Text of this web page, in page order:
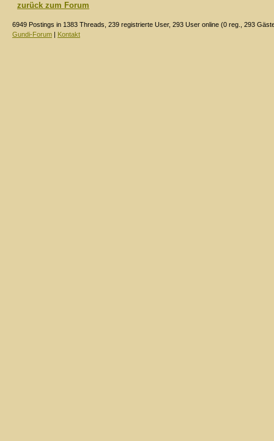
zurück zum Forum
6949 Postings in 1383 Threads, 239 registrierte User, 293 User online (0 reg., 293
Gundi-Forum | Kontakt